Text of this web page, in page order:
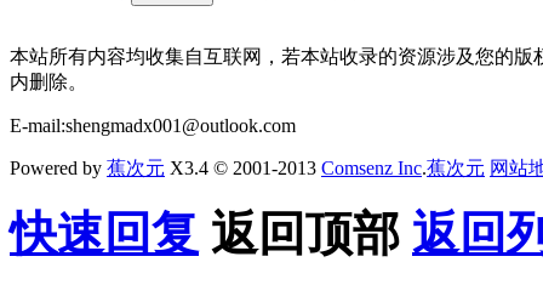
本站所有内容均收集自互联网，若本站收录的资源涉及您的
内删除。
E-mail:shengmadx001@outlook.com
Powered by 蕉次元 X3.4 © 2001-2013 Comsenz Inc.蕉次元 网站
快速回复 返回顶部 返回